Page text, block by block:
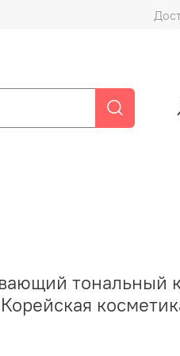
тональный